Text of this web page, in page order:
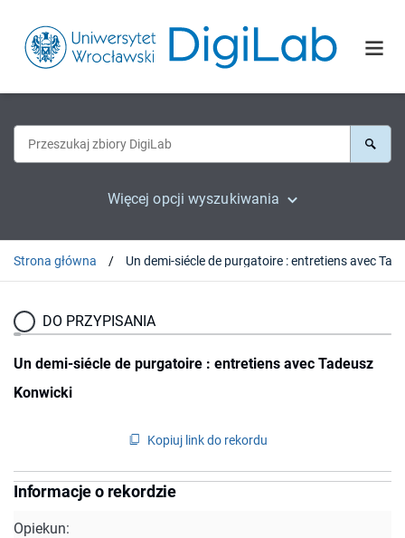
Więcej opcji wyszukiwania
Strona główna
DO PRZYPISANIA
Un demi-siécle de purgatoire : entretiens avec Tadeusz
Konwicki
Kopiuj link do rekordu
Informacje o rekordzie
Opiekun: